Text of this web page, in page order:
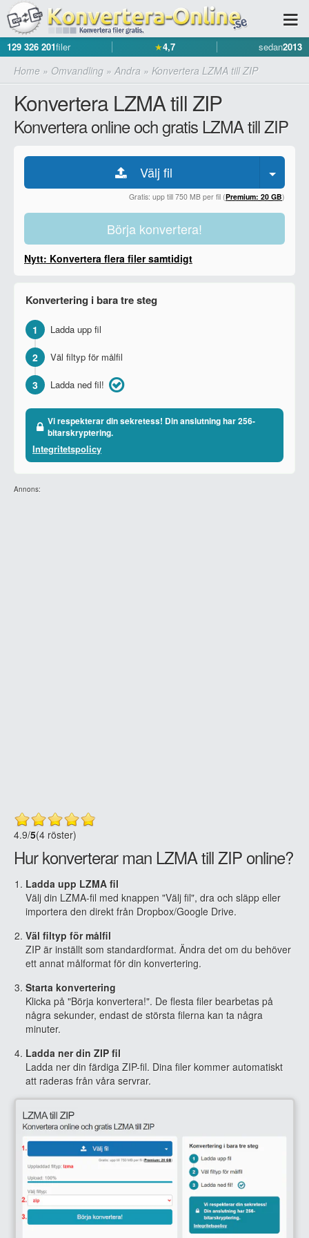
129 326 201filer ★4,7 sedan2013
Home » Omvandling » Andra » Konvertera LZMA till ZIP
Konvertera LZMA till ZIP
Konvertera online och gratis LZMA till ZIP
Välj fil
Gratis: upp till 750 MB per fil (Premium: 20 GB)
Börja konvertera!
Nytt: Konvertera flera filer samtidigt
Konvertering i bara tre steg
1 Ladda upp fil
2 Väl filtyp för målfil
3 Ladda ned fil!
Vi respekterar din sekretess! Din anslutning har 256-
bitarskryptering.
Integritetspolicy
Annons:
4.9/5(4 röster)
Hur konverterar man LZMA till ZIP online?
Ladda upp LZMA fil
Välj din LZMA-fil med knappen "Välj fil", dra och släpp eller
importera den direkt från Dropbox/Google Drive.
Väl filtyp för målfil
ZIP är inställt som standardformat. Ändra det om du behöver
ett annat målformat för din konvertering.
Starta konvertering
Klicka på "Börja konvertera!". De flesta filer bearbetas på
några sekunder, endast de största filerna kan ta några
minuter.
Ladda ner din ZIP fil
Ladda ner din färdiga ZIP-fil. Dina filer kommer automatiskt
att raderas från våra servrar.